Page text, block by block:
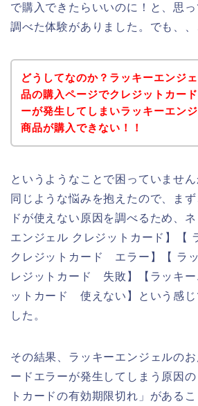
で購入できたらいいのに！と、思
調べた体験がありました。でも、、
どうしてなのか？ラッキーエンジ
品の購入ページでクレジットカー
ーが発生してしまいラッキーエン
商品が購入できない！！
というようなことで困っていませ
同じような悩みを抱えたので、ま
ドが使えない原因を調べるため、
エンジェル クレジットカード】【
クレジットカード エラー】【 ラ
レジットカード 失敗】【ラッキー
ットカード 使えない】という感じ
した。
その結果、ラッキーエンジェルの
ードエラーが発生してしまう原因
トカードの有効期限切れ」がある